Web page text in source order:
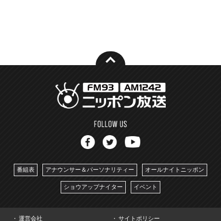
番組表 アナウンサー＆パーソナリティー オールナイトニッポン
ショウアップナイター イベント
運営会社 サイトポリシー